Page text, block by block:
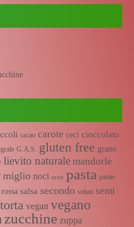
cacao carote ceci cioccolato
G.A.S. gluten free grano
lievito naturale mandorle
miglio noci orzo pasta patate
salsa secondo seitan semi
torta vegan vegano
zucchine zuppa